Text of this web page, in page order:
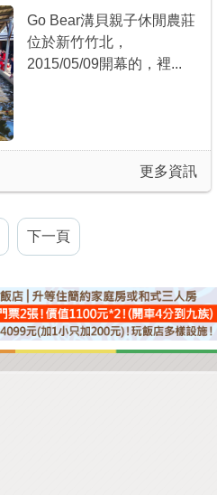
Go Bear溝貝親子休閒農莊
位於新竹竹北，
2015/05/09開幕的，裡...
更多資訊
下一頁